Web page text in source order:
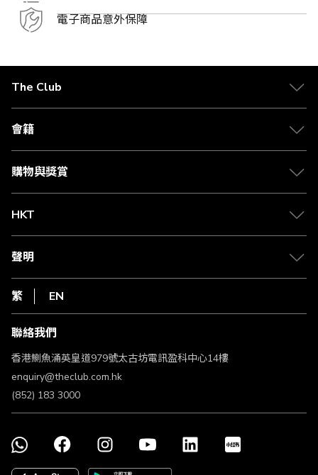
電子商品意外保障
The Club
關於 The Club
合作夥伴
媒體中心
會籍
會籍及專屬禮遇
賺取積分
購物與獎賞
物流與配送
Club Shopping 商品領取站
常見問題
HKT
csl.
1010
HKT
聲明
私隱聲明
使用條款
條款及細則
不歧視及不騷擾聲明
認可牌照及通告
繁 EN
聯絡我們
香港鰂魚涌英皇道979號太古坊電訊盈科中心14樓
enquiry@theclub.com.hk
(852) 183 3000